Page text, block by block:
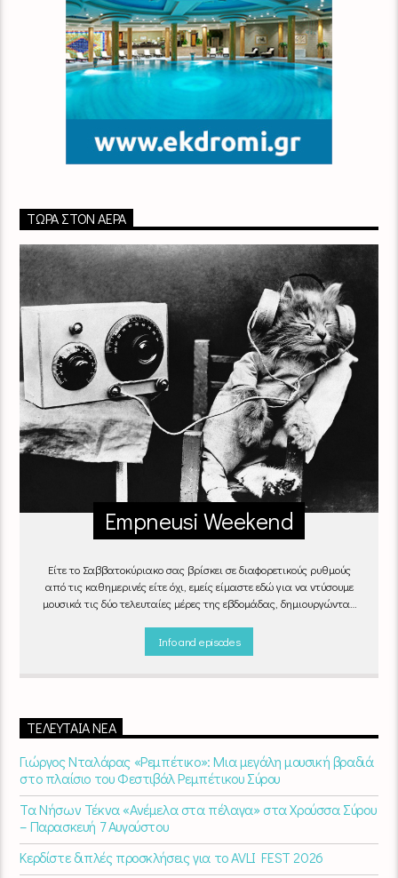
ΤΏΡΑ ΣΤΟΝ ΑΈΡΑ
Empneusi Weekend
Είτε το Σαββατοκύριακο σας βρίσκει σε διαφορετικούς ρυθμούς
από τις καθημερινές είτε όχι, εμείς είμαστε εδώ για να ντύσουμε
μουσικά τις δύο τελευταίες μέρες της εβδομάδας, δημιουργώντας
Info and episodes
ΤΕΛΕΥΤΑΊΑ ΝΈΑ
Γιώργος Νταλάρας «Ρεμπέτικο»: Μια μεγάλη μουσική βραδιά
στο πλαίσιο του Φεστιβάλ Ρεμπέτικου Σύρου
Τα Νήσων Τέκνα «Ανέμελα στα πέλαγα» στα Χρούσσα Σύρου
– Παρασκευή 7 Αυγούστου
Κερδίστε διπλές προσκλήσεις για το AVLI FEST 2026